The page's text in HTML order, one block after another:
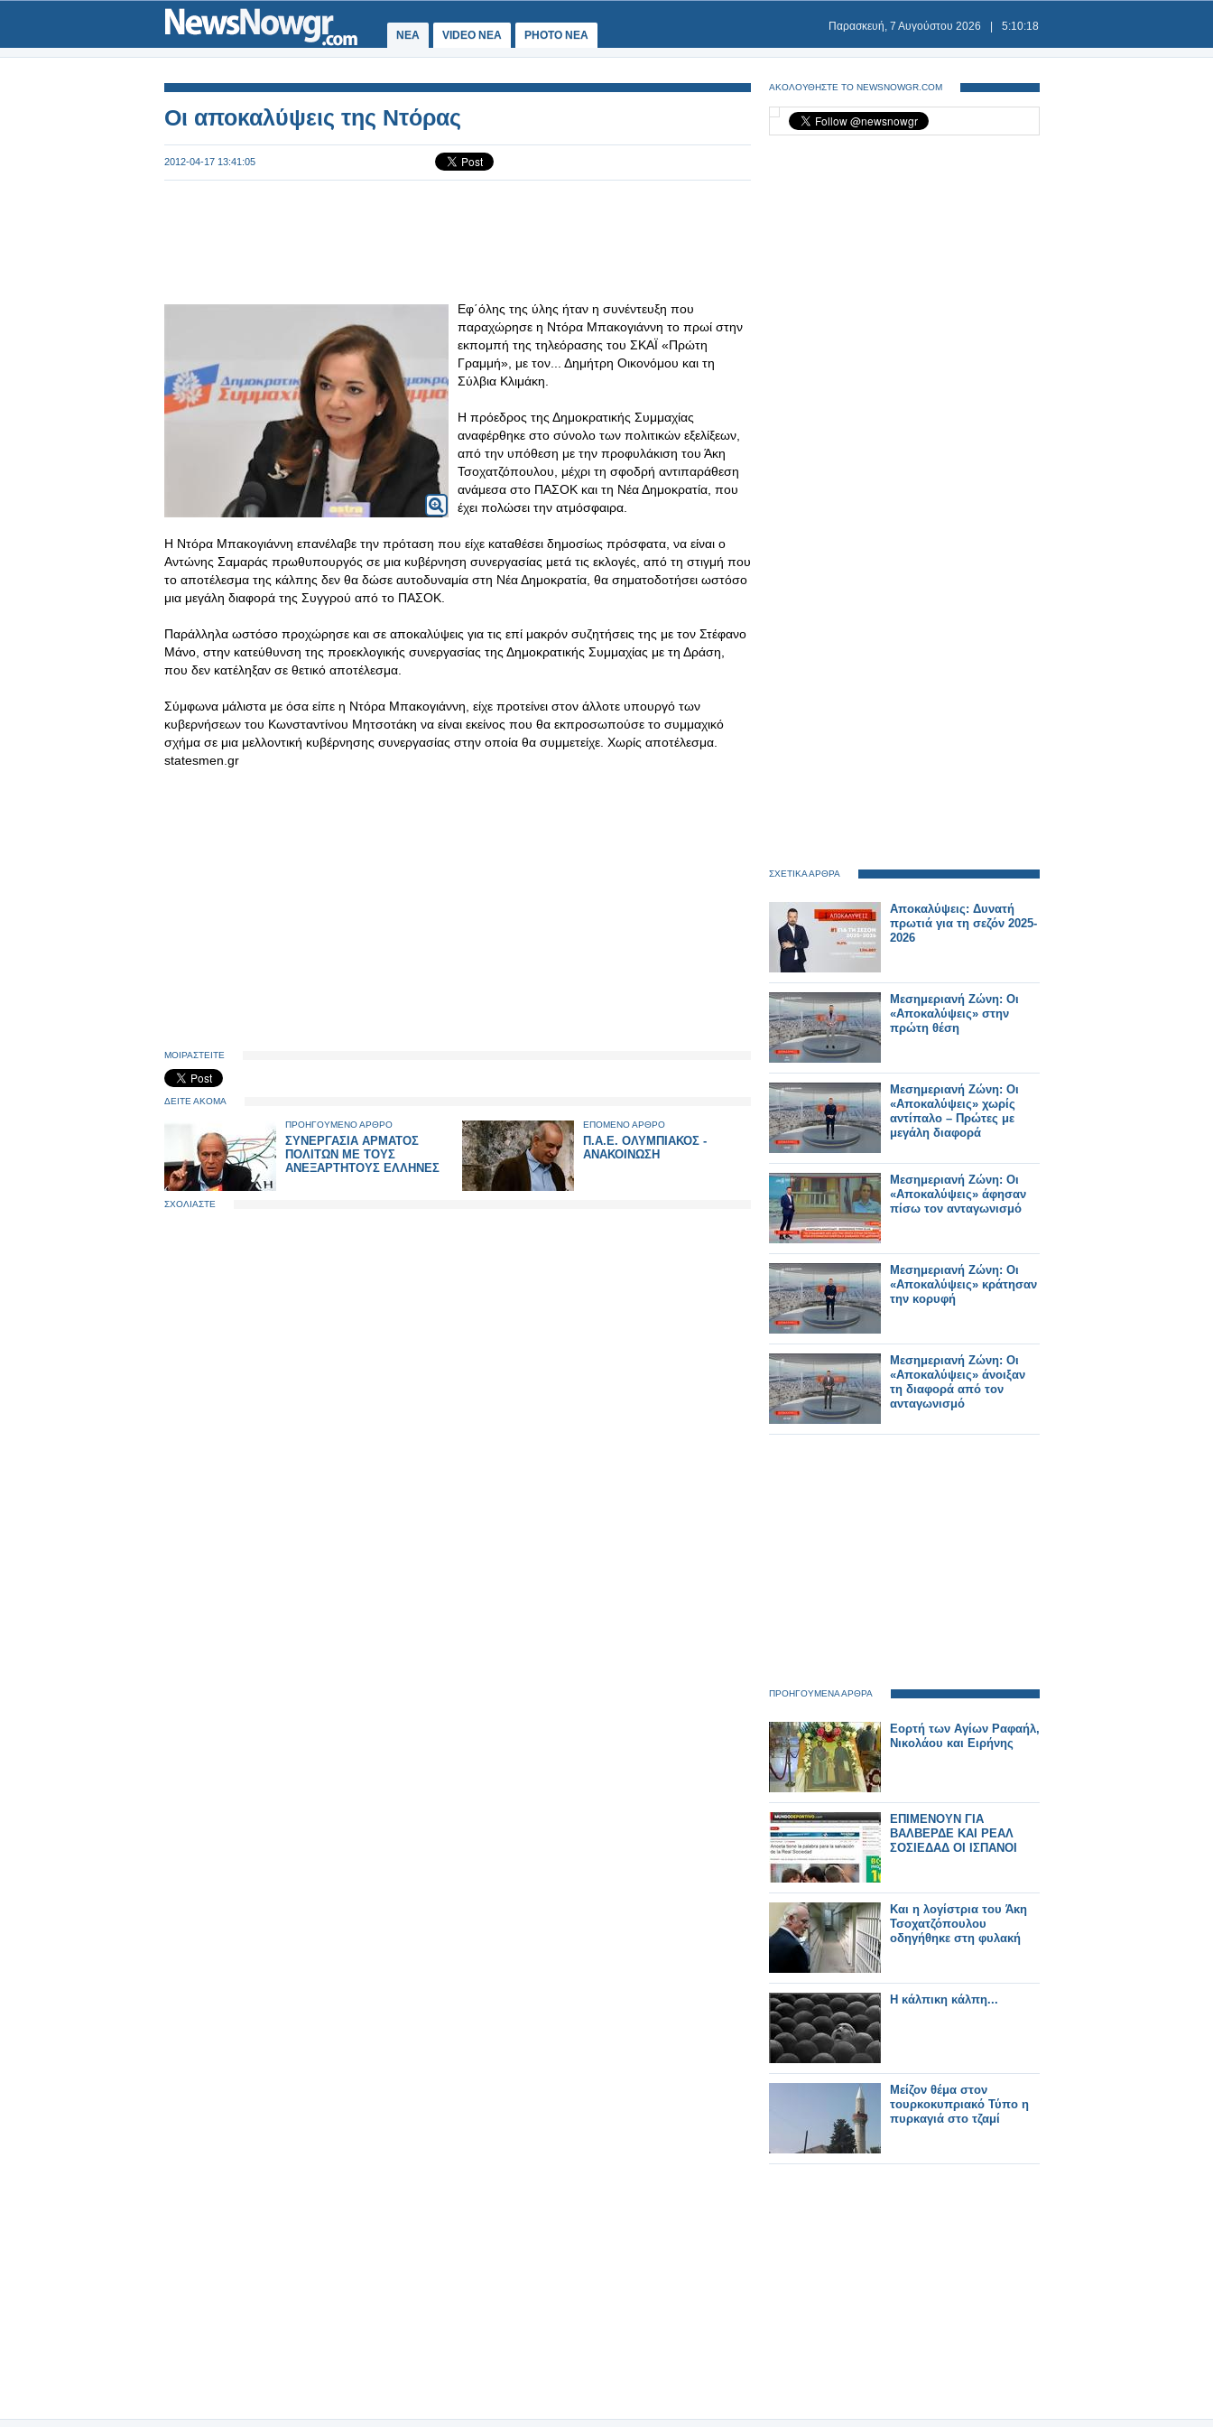
ΝΕΑ VIDEO NEA PHOTO NEA
Παρασκευή, 7 Αυγούστου 2026 5:10:18
Οι αποκαλύψεις της Ντόρας
2012-04-17 13:41:05
Εφ΄όλης της ύλης ήταν η συνέντευξη που
παραχώρησε η Ντόρα Μπακογιάννη το πρωί στην
εκπομπή της τηλεόρασης του ΣΚΑΪ «Πρώτη
Γραμμή», με τον... Δημήτρη Οικονόμου και τη
Σύλβια Κλιμάκη.
Η πρόεδρος της Δημοκρατικής Συμμαχίας
αναφέρθηκε στο σύνολο των πολιτικών εξελίξεων,
από την υπόθεση με την προφυλάκιση του Άκη
Τσοχατζόπουλου, μέχρι τη σφοδρή αντιπαράθεση
ανάμεσα στο ΠΑΣΟΚ και τη Νέα Δημοκρατία, που
έχει πολώσει την ατμόσφαιρα.
Η Ντόρα Μπακογιάννη επανέλαβε την πρόταση που είχε καταθέσει δημοσίως πρόσφατα, να είναι ο
Αντώνης Σαμαράς πρωθυπουργός σε μια κυβέρνηση συνεργασίας μετά τις εκλογές, από τη στιγμή που
το αποτέλεσμα της κάλπης δεν θα δώσε αυτοδυναμία στη Νέα Δημοκρατία, θα σηματοδοτήσει ωστόσο
μια μεγάλη διαφορά της Συγγρού από το ΠΑΣΟΚ.
Παράλληλα ωστόσο προχώρησε και σε αποκαλύψεις για τις επί μακρόν συζητήσεις της με τον Στέφανο
Μάνο, στην κατεύθυνση της προεκλογικής συνεργασίας της Δημοκρατικής Συμμαχίας με τη Δράση,
που δεν κατέληξαν σε θετικό αποτέλεσμα.
Σύμφωνα μάλιστα με όσα είπε η Ντόρα Μπακογιάννη, είχε προτείνει στον άλλοτε υπουργό των
κυβερνήσεων του Κωνσταντίνου Μητσοτάκη να είναι εκείνος που θα εκπροσωπούσε το συμμαχικό
σχήμα σε μια μελλοντική κυβέρνησης συνεργασίας στην οποία θα συμμετείχε. Χωρίς αποτέλεσμα.
statesmen.gr
ΜΟΙΡΑΣΤΕΙΤΕ
ΔΕΙΤΕ ΑΚΟΜΑ
ΠΡΟΗΓΟΥΜΕΝΟ ΑΡΘΡΟ
ΣΥΝΕΡΓΑΣΙΑ ΑΡΜΑΤΟΣ
ΠΟΛΙΤΩΝ ΜΕ ΤΟΥΣ
ΑΝΕΞΑΡΤΗΤΟΥΣ ΕΛΛΗΝΕΣ
ΕΠΟΜΕΝΟ ΑΡΘΡΟ
Π.Α.Ε. ΟΛΥΜΠΙΑΚΟΣ -
ΑΝΑΚΟΙΝΩΣH
ΣΧΟΛΙΑΣΤΕ
ΑΚΟΛΟΥΘΗΣΤΕ ΤΟ NEWSNOWGR.COM
ΣΧΕΤΙΚΑ ΑΡΘΡΑ
Αποκαλύψεις: Δυνατή
πρωτιά για τη σεζόν 2025-
2026
Μεσημεριανή Ζώνη: Οι
«Αποκαλύψεις» στην
πρώτη θέση
Μεσημεριανή Ζώνη: Οι
«Αποκαλύψεις» χωρίς
αντίπαλο – Πρώτες με
μεγάλη διαφορά
Μεσημεριανή Ζώνη: Οι
«Αποκαλύψεις» άφησαν
πίσω τον ανταγωνισμό
Μεσημεριανή Ζώνη: Οι
«Αποκαλύψεις» κράτησαν
την κορυφή
Μεσημεριανή Ζώνη: Οι
«Αποκαλύψεις» άνοιξαν
τη διαφορά από τον
ανταγωνισμό
ΠΡΟΗΓΟΥΜΕΝΑ ΑΡΘΡΑ
Εορτή των Αγίων Ραφαήλ,
Νικολάου και Ειρήνης
ΕΠΙΜΕΝΟΥΝ ΓΙΑ
ΒΑΛΒΕΡΔΕ ΚΑΙ ΡΕΑΛ
ΣΟΣΙΕΔΑΔ ΟΙ ΙΣΠΑΝΟΙ
Και η λογίστρια του Άκη
Τσοχατζόπουλου
οδηγήθηκε στη φυλακή
Η κάλπικη κάλπη...
Μείζον θέμα στον
τουρκοκυπριακό Τύπο η
πυρκαγιά στο τζαμί